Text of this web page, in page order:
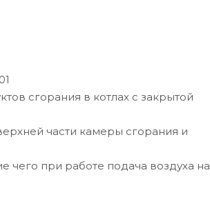
сгорания в котлах с закрытой
части камеры сгорания и
чего при работе подача воздуха на